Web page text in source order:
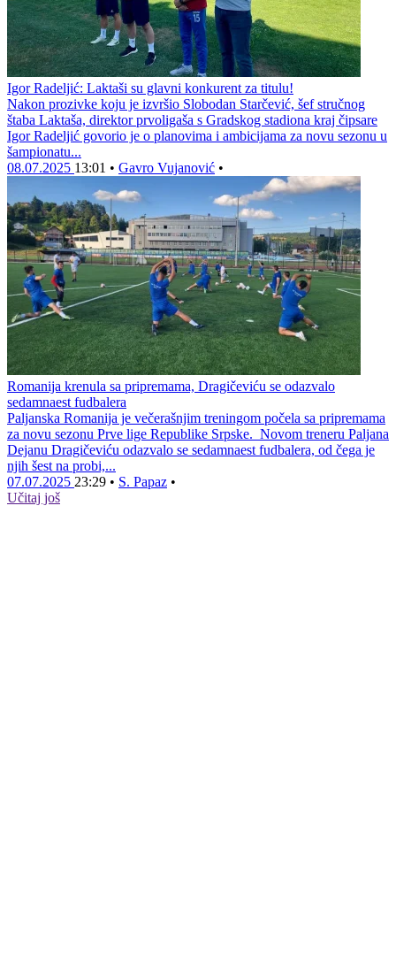
Igor Radeljić: Laktaši su glavni konkurent za titulu!
Nakon prozivke koju je izvršio Slobodan Starčević, šef stručnog
štaba Laktaša, direktor prvoligaša s Gradskog stadiona kraj čipsare
Igor Radeljić govorio je o planovima i ambicijama za novu sezonu u
šampionatu...
08.07.2025 13:01 • Gavro Vujanović •
Romanija krenula sa pripremama, Dragičeviću se odazvalo
sedamnaest fudbalera
Paljanska Romanija je večerašnjim treningom počela sa pripremama
za novu sezonu Prve lige Republike Srpske. Novom treneru Paljana
Dejanu Dragičeviću odazvalo se sedamnaest fudbalera, od čega je
njih šest na probi,...
07.07.2025 23:29 • S. Papaz •
Učitaj još